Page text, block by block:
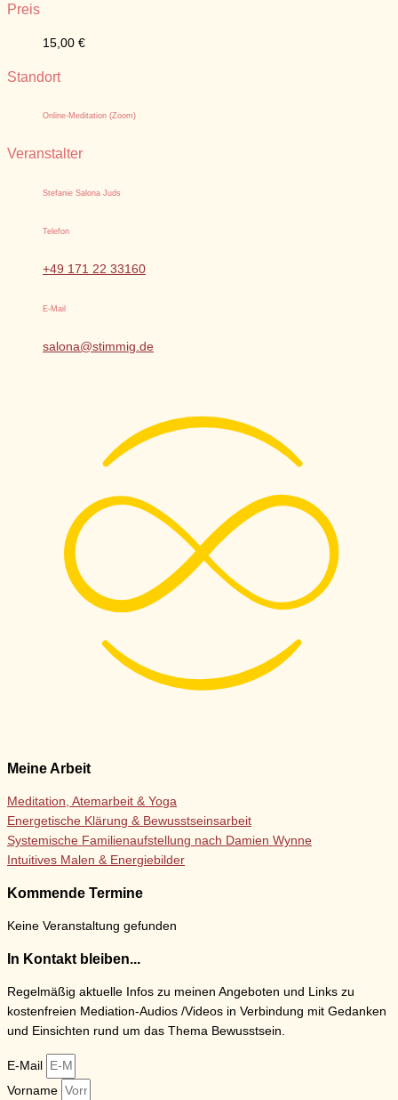
Preis
15,00 €
Standort
Online-Meditation (Zoom)
Veranstalter
Stefanie Salona Juds
Telefon
+49 171 22 33160
E-Mail
salona@stimmig.de
Meine Arbeit
Meditation, Atemarbeit & Yoga
Energetische Klärung & Bewusstseinsarbeit
Systemische Familienaufstellung nach Damien Wynne
Intuitives Malen & Energiebilder
Kommende Termine
Keine Veranstaltung gefunden
In Kontakt bleiben...
Regelmäßig aktuelle Infos zu meinen Angeboten und Links zu
kostenfreien Mediation-Audios /Videos in Verbindung mit Gedanken
und Einsichten rund um das Thema Bewusstsein.
E-Mail
Vorname